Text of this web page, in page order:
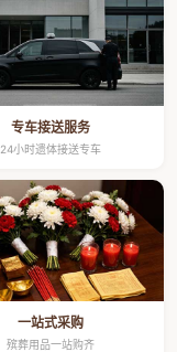
专车接送服务
24小时遗体接送专车
一站式采购
殡葬用品一站购齐